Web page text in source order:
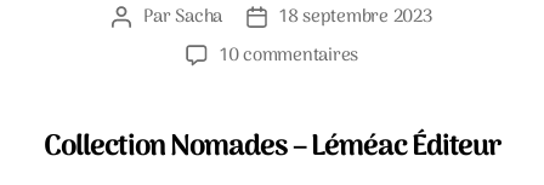
Auteur
ParSacha
Date
de
l’article
18 septembre 2023
10 commentairessur
Sylvie
Drapeau
Collection Nomades – Léméac Éditeur